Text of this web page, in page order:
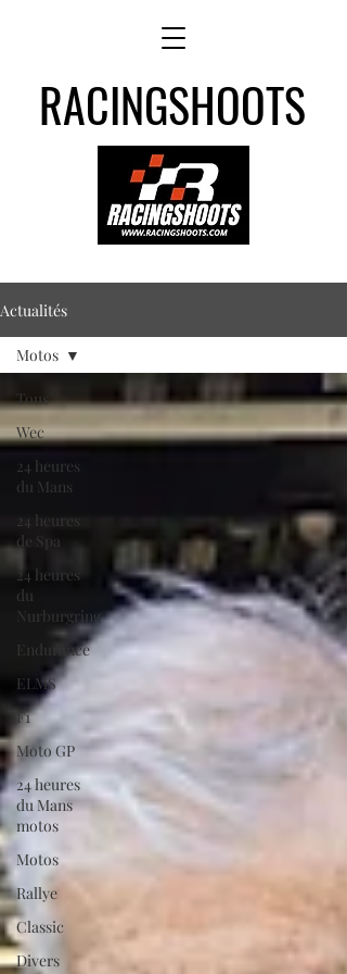
RACINGSHOOTS
Actualités
Tous
Wec
24 heures
du Mans
24 heures
de Spa
24 heures
du
Nurburgring
Endurance
ELMS
F1
Moto GP
24 heures
du Mans
motos
Motos
Rallye
Classic
Divers
Motos